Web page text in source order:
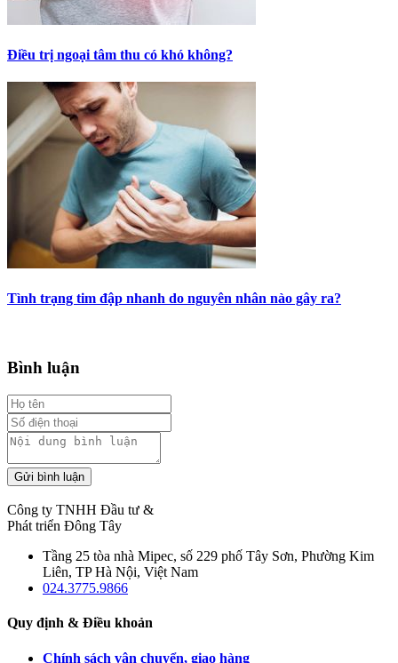
Điều trị ngoại tâm thu có khó không?
Tình trạng tim đập nhanh do nguyên nhân nào gây ra?
Bình luận
Gửi bình luận
Công ty TNHH Đầu tư &
Phát triển Đông Tây
Tầng 25 tòa nhà Mipec, số 229 phố Tây Sơn, Phường Kim
Liên, TP Hà Nội, Việt Nam
024.3775.9866
Quy định & Điều khoản
Chính sách vận chuyển, giao hàng